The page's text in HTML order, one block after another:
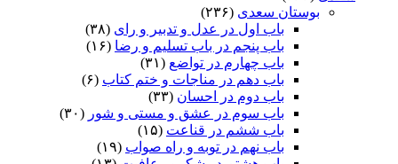
بوستان سعدی (۲۳۶)
باب اول در عدل و تدبیر و رای (۳۸)
باب پنجم در باب تسلیم و رضا (۱۶)
باب چهارم در تواضع (۳۱)
باب دهم در مناجات و ختم کتاب (۶)
باب دوم در احسان (۳۳)
باب سوم در عشق و مستی و شور (۳۰)
باب ششم در قناعت (۱۵)
باب نهم در توبه و راه صواب (۱۹)